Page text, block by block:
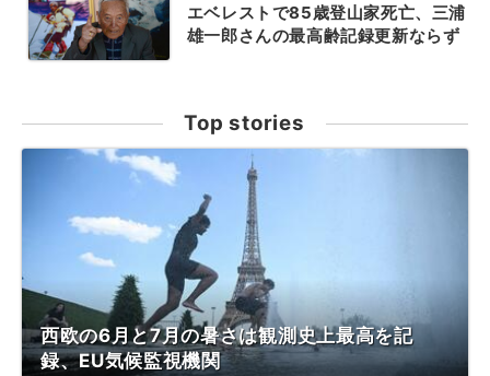
エベレストで85歳登山家死亡、三浦
雄一郎さんの最高齢記録更新ならず
Top stories
西欧の6月と7月の暑さは観測史上最高を記
録、EU気候監視機関